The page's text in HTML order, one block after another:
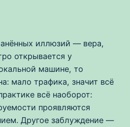
иллюзий — вера,
открывается у
машине, то
мало трафика, значит всё
всё наоборот:
проявляются
Другое заблуждение —